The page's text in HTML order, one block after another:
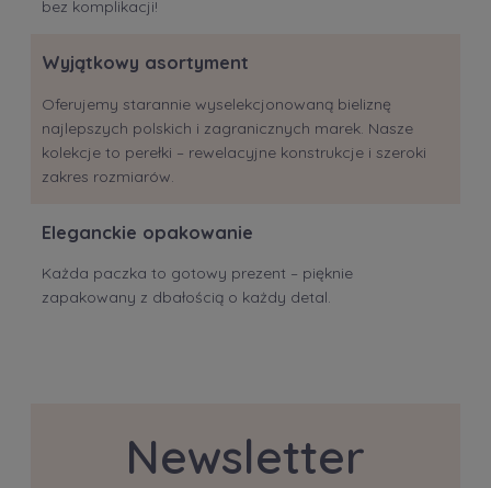
bez komplikacji!
Wyjątkowy asortyment
Oferujemy starannie wyselekcjonowaną bieliznę
najlepszych polskich i zagranicznych marek. Nasze
kolekcje to perełki – rewelacyjne konstrukcje i szeroki
zakres rozmiarów.
Eleganckie opakowanie
Każda paczka to gotowy prezent – pięknie
zapakowany z dbałością o każdy detal.
Newsletter